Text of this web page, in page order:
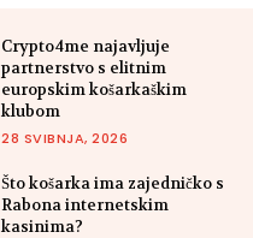
Crypto4me najavljuje
partnerstvo s elitnim
europskim košarkaškim
klubom
28 SVIBNJA, 2026
Što košarka ima zajedničko s
Rabona internetskim
kasinima?